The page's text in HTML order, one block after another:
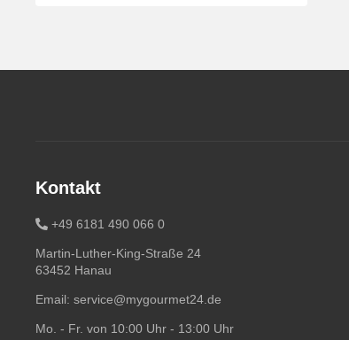
Kontakt
+49 6181 490 066 0
Martin-Luther-King-Straße 24
63452 Hanau
Email: service@mygourmet24.de
Mo. - Fr. von 10:00 Uhr - 13:00 Uhr